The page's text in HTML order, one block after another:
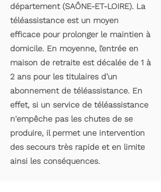
département (SAÔNE-ET-LOIRE). La
téléassistance est un moyen
efficace pour prolonger le maintien à
domicile. En moyenne, l’entrée en
maison de retraite est décalée de 1 à
2 ans pour les titulaires d’un
abonnement de téléassistance. En
effet, si un service de téléassistance
n'empêche pas les chutes de se
produire, il permet une intervention
des secours très rapide et en limite
ainsi les conséquences.